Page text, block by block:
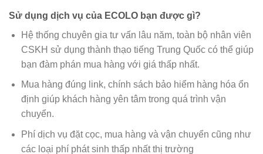
Sử dụng dịch vụ của ECOLO bạn được gì?
Hệ thống chuyên gia tư vấn lâu năm, toàn bộ nhân viên
CSKH sử dụng thành thạo tiếng Trung Quốc có thể giúp
bạn đàm phán mua hàng với giá thấp nhất.
Mua hàng đúng link, chính sách bảo hiểm hàng hóa ổn
định giúp khách hàng yên tâm trong quá trình vận
chuyển.
Phí dịch vụ đặt cọc, mua hàng và vận chuyển cũng như
các loại phí phát sinh thấp nhất thị trường